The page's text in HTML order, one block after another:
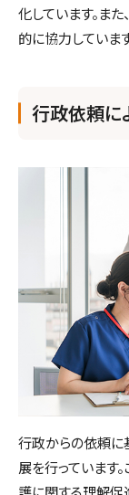
化しています。ま
的に協力しています
行政依頼に
行政からの依頼に
展を行っています